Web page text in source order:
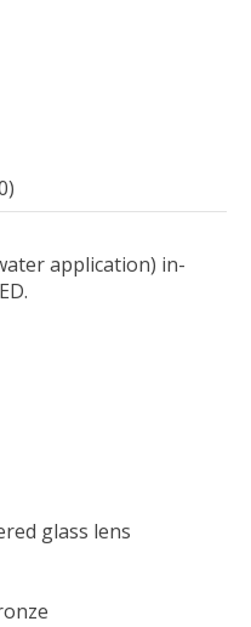
application) in-
glass lens